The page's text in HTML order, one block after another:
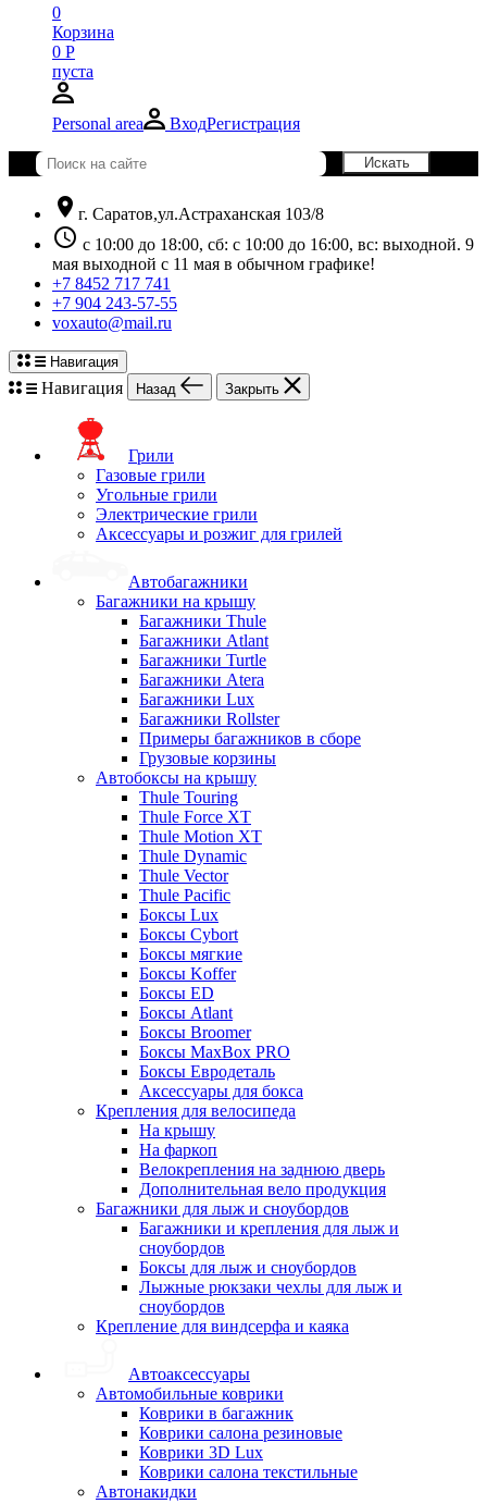
0
Корзина
0 Р
пуста
Personal area ВходРегистрация
location_on г. Саратов,ул.Астраханская 103/8
schedule с 10:00 до 18:00, сб: с 10:00 до 16:00, вс: выходной. 9
мая выходной с 11 мая в обычном графике!
+7 8452 717 741
+7 904 243-57-55
voxauto@mail.ru
Навигация
Навигация Назад Закрыть
Грили
Газовые грили
Угольные грили
Электрические грили
Аксессуары и розжиг для грилей
Автобагажники
Багажники на крышу
Багажники Thule
Багажники Atlant
Багажники Turtle
Багажники Atera
Багажники Lux
Багажники Rollster
Примеры багажников в сборе
Грузовые корзины
Автобоксы на крышу
Thule Touring
Thule Force XT
Thule Motion XT
Thule Dynamic
Thule Vector
Thule Pacific
Боксы Lux
Боксы Cybort
Боксы мягкие
Боксы Koffer
Боксы ED
Боксы Atlant
Боксы Broomer
Боксы MaxBox PRO
Боксы Евродеталь
Аксессуары для бокса
Крепления для велосипеда
На крышу
На фаркоп
Велокрепления на заднюю дверь
Дополнительная вело продукция
Багажники для лыж и сноубордов
Багажники и крепления для лыж и
сноубордов
Боксы для лыж и сноубордов
Лыжные рюкзаки чехлы для лыж и
сноубордов
Крепление для виндсерфа и каяка
Автоаксессуары
Автомобильные коврики
Коврики в багажник
Коврики салона резиновые
Коврики 3D Lux
Коврики салона текстильные
Автонакидки